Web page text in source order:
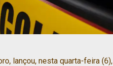
lançou, nesta quarta-feira (6),